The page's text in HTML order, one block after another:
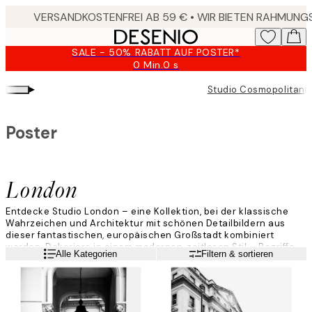
SALE - 50% RABATT AUF POSTER*
0 Min.0 s
Gültig
▸ Studio Cosmopolitan
London
Poster
Entdecke Studio London – eine Kollektion, bei der klassische
Wahrzeichen und Architektur mit schönen Detailbildern aus
dieser fantastischen, europäischen Großstadt kombiniert
werden. Dekoriere in einem modernen, zeitlosen Stil – Begriffe,
die wir mit dieser pulsierenden Großstadt verbinden.
WeiterlesenAlle Kategorien Filtern & sortieren